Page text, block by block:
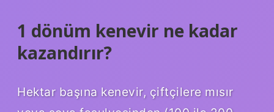
1 dönüm kenevir ne kadar
kazandırır?
Hektar başına kenevir, çiftçilere mısır